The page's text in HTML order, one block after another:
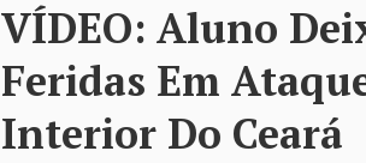
VÍDEO: Aluno
Feridas Em
Interior Do Ceará